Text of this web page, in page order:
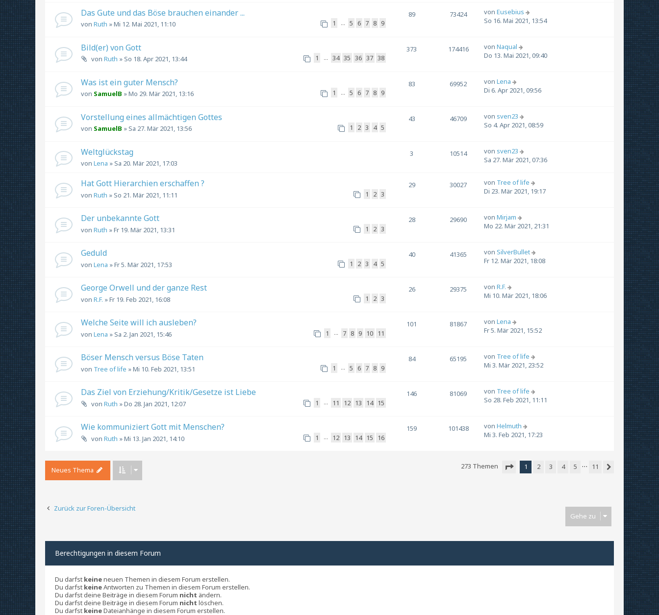
Das Gute und das Böse brauchen einander ...
von Ruth » Mi 12. Mai 2021, 11:10 1 5 6 7 8 9
89 73424 von Eusebius
So 16. Mai 2021, 13:54
Bild(er) von Gott
von Ruth » So 18. Apr 2021, 13:44 1 34 35 36 37 38
373 174416 von Naqual
Do 13. Mai 2021, 09:40
Was ist ein guter Mensch?
von SamuelB » Mo 29. Mär 2021, 13:16 1 5 6 7 8 9
83 69952 von Lena
Di 6. Apr 2021, 09:56
Vorstellung eines allmächtigen Gottes
von SamuelB » Sa 27. Mär 2021, 13:56 1 2 3 4 5
43 46709 von sven23
So 4. Apr 2021, 08:59
Weltglückstag
von Lena » Sa 20. Mär 2021, 17:03
3 10514 von sven23
Sa 27. Mär 2021, 07:36
Hat Gott Hierarchien erschaffen ?
von Ruth » So 21. Mär 2021, 11:11 1 2 3
29 30027 von Tree of life
Di 23. Mär 2021, 19:17
Der unbekannte Gott
von Ruth » Fr 19. Mär 2021, 13:31 1 2 3
28 29690 von Mirjam
Mo 22. Mär 2021, 21:31
Geduld
von Lena » Fr 5. Mär 2021, 17:53 1 2 3 4 5
40 41365 von SilverBullet
Fr 12. Mär 2021, 18:08
George Orwell und der ganze Rest
von R.F. » Fr 19. Feb 2021, 16:08 1 2 3
26 29375 von R.F.
Mi 10. Mär 2021, 18:06
Welche Seite will ich ausleben?
von Lena » Sa 2. Jan 2021, 15:46 1 … 7 8 9 10 11
101 81867 von Lena
Fr 5. Mär 2021, 15:52
Böser Mensch versus Böse Taten
von Tree of life » Mi 10. Feb 2021, 13:51 1 … 5 6 7 8 9
84 65195 von Tree of life
Mi 3. Mär 2021, 23:52
Das Ziel von Erziehung/Kritik/Gesetze ist Liebe
von Ruth » Do 28. Jan 2021, 12:07 1 … 11 12 13 14 15
146 81069 von Tree of life
So 28. Feb 2021, 11:11
Wie kommuniziert Gott mit Menschen?
von Ruth » Mi 13. Jan 2021, 14:10 1 … 12 13 14 15 16
159 101438 von Helmuth
Mi 3. Feb 2021, 17:23
Neues Thema
273 Themen
1 2 3 4 5 …
11
Nächste
Zurück zur Foren-Übersicht
Gehe zu
Berechtigungen in diesem Forum
Du darfst keineneuen Themen in diesem Forum erstellen.
Du darfst keineAntworten zu Themen in diesem Forum erstellen.
Du darfst deine Beiträge in diesem Forum nicht ändern.
Du darfst deine Beiträge in diesem Forum nicht löschen.
Du darfst keineDateianhänge in diesem Forum erstellen.